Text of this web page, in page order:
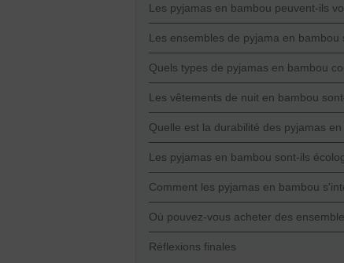
Les pyjamas en bambou peuvent-ils
Les ensembles de pyjama en
Quels types de pyjamas en bambou
Les vêtements de nuit en bambou
Quelle est la durabilité des pyjamas
Les pyjamas en bambou sont-ils
Comment les pyjamas en bambou
Où pouvez-vous acheter des
Réflexions finales